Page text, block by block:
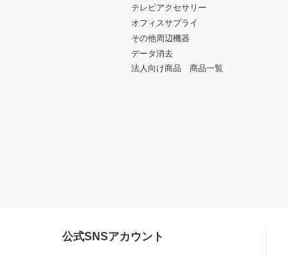
テレビアクセサリー
オフィスサプライ
その他周辺機器
データ消去
法人向け商品 商品一覧
公式SNSアカウント